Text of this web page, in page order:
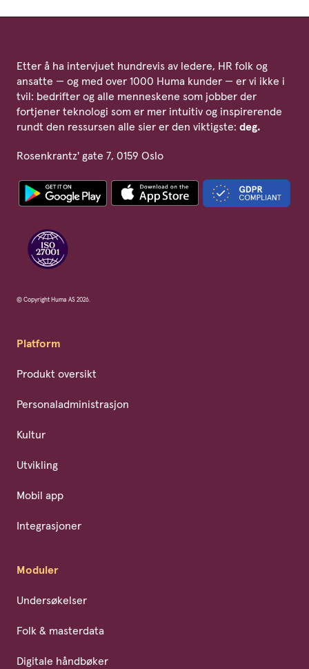
Etter å ha intervjuet hundrevis av ledere, HR folk og
ansatte — og med over 1000 Huma kunder — er vi ikke i
tvil: bedrifter og alle menneskene som jobber der
fortjener teknologi som er mer intuitiv og inspirerende
rundt den ressursen alle sier er den viktigste: deg.
Rosenkrantz' gate 7, 0159 Oslo
© Copyright Huma AS 2026.
Platform
Produkt oversikt
Personaladministrasjon
Kultur
Utvikling
Mobil app
Integrasjoner
Moduler
Undersøkelser
Folk & masterdata
Digitale håndbøker